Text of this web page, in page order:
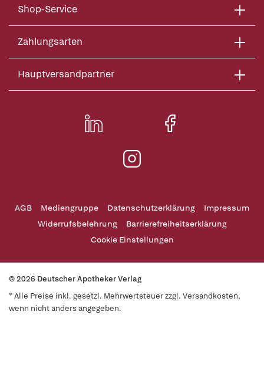
Shop-Service
Zahlungsarten
Hauptversandpartner
AGB Mediengruppe Datenschutzerklärung
Impressum
Widerrufsbelehrung
Barrierefreiheitserklärung
Cookie Einstellungen
© 2026 Deutscher Apotheker Verlag
* Alle Preise inkl. gesetzl. Mehrwertsteuer zzgl. Versandkosten,
wenn nicht anders angegeben.